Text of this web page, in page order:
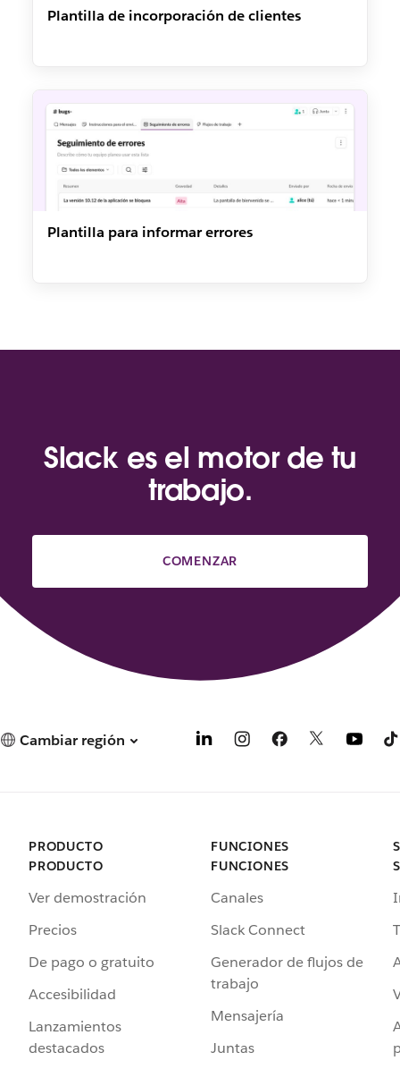
Plantilla de incorporación de clientes
Plantilla para informar errores
Slack es el motor de tu
trabajo.
COMENZAR
Cambiar región
PRODUCTO
PRODUCTO
Ver demostración
Precios
De pago o gratuito
Accesibilidad
Lanzamientos
destacados
FUNCIONES
FUNCIONES
Canales
Slack Connect
Generador de flujos de
trabajo
Mensajería
Juntas